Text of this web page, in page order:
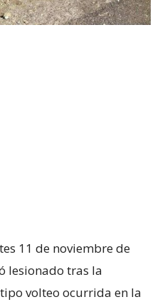
11 de noviembre de
lesionado tras la
volteo ocurrida en la